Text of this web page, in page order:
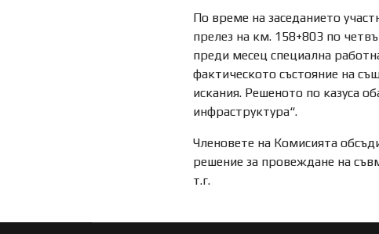
По време на заседанието
прелез на км. 158+803 по
преди месец специална
фактическото състояние на
искания. Решеното по казуса
инфраструктура“.
Членовете на Комисията
решение за провеждане на
т.г.